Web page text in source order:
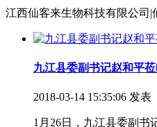
江西仙客来生物科技有限公司|
九江县委副书记赵和平
2018-03-14 15:35:06 发表
1月26日，九江县委副书